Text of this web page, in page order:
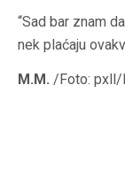
“Sad bar znam
nek plaćaju
M.M. /Foto: pxll/